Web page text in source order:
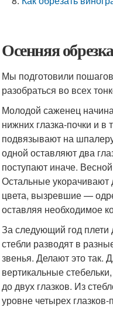
Осенняя
Мы подготовили
разобраться во всех
Молодой саженец
нижних глазка-почки и
подвязывают на
одной оставляют два
поступают иначе.
Остальные
цвета, вызревшие —
оставляя необходимое
За следующий год плети
стебли разводят в
звенья. Делают это так.
вертикальные
до двух глазков. Из
уровне четырех